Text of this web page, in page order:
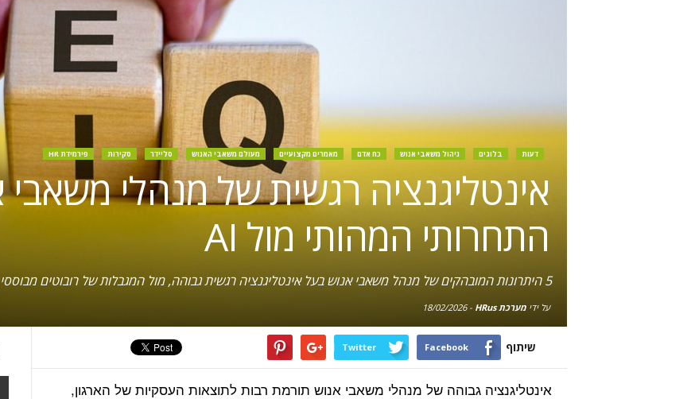
דעות בלוגים ניהול משאבי אנוש כח אדם מאמרים מקצועיים מעולם משאבי האנוש סליידר סקירות פירמידת HR
אינטליגנציה רגשית של מנהלי משאבי
התחרותי המהותי מול AI
5 היתרונות המובהקים של מנהל משאבי אנוש בעל אינטליגנציה רגשית גבוהה, מול המגבלות של רובוטים מבוססי AI
על ידימערכת HRus -
18/02/2026
שיתוף Facebook
Twitter
אינטליגנציה גבוהה של מנהלי משאבי אנוש תורמת רבות לתוצאות העסקיות של הארגון,